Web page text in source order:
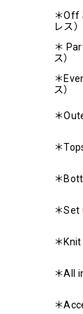
＊Off
レス）
＊
ス）
＊
ス）
＊
＊
＊
＊Set
＊Knit
＊All
＊